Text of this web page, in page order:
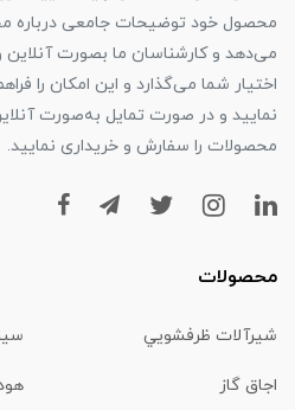
محصول خود توضیحات جامعی درباره
می‌دهد و کارشناسان ما بصورت آنلاین
اختیار شما می‌گذارد و این امکان را
نمایید و در صورت تمایل به‌صورت
محصولات را سفارش و خریداری نمایید.
محصولات
شیرآلات ظرفشويي
اجاق گاز